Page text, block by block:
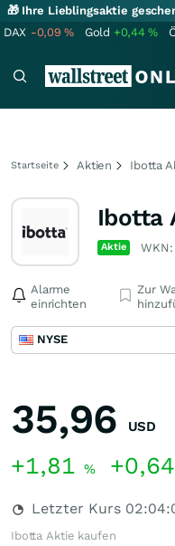
🎁 Ihre Lieblingsaktie
DAX -0,09% Gold +0,44%
Startseite Aktien Ibotta
Ibotta
Aktie
Alarme
einrichten
Zur
NYSE
35,96 USD
+1,81 % +0,64
Letzter Kurs
Ibotta Aktie kaufen